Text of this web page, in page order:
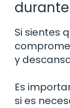
Si sientes
y
Es
si es